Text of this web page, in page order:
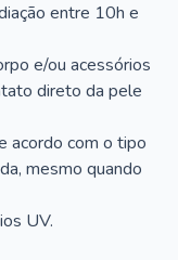
entre 10h e
e/ou acessórios
direto da pele
acordo com o tipo
mesmo quando
UV.